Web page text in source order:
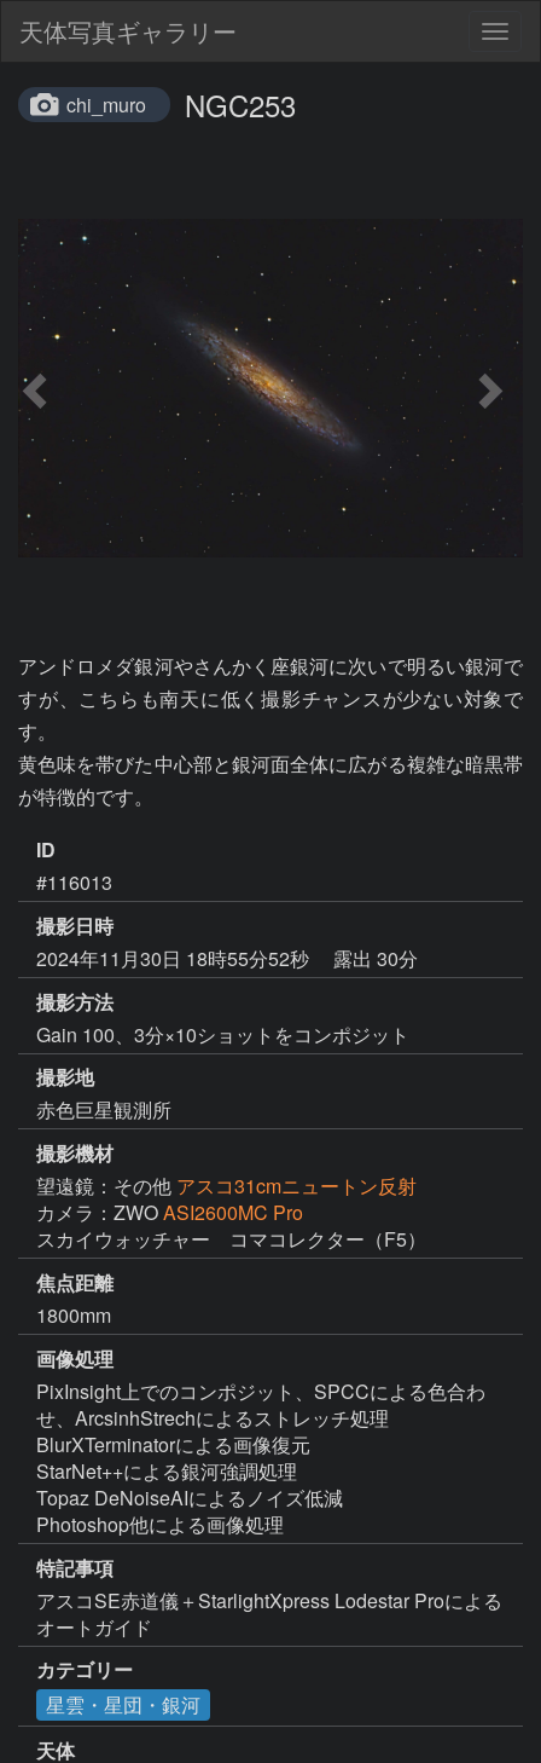
天体写真ギャラリー
chi_muro NGC253
アンドロメダ銀河やさんかく座銀河に次いで明るい銀河で
すが、こちらも南天に低く撮影チャンスが少ない対象で
す。
黄色味を帯びた中心部と銀河面全体に広がる複雑な暗黒帯
が特徴的です。
ID
#116013
撮影日時
2024年11月30日 18時55分52秒
露出 30分
撮影方法
Gain 100、3分×10ショットをコンポジット
撮影地
赤色巨星観測所
撮影機材
望遠鏡：その他 アスコ31cmニュートン反射
カメラ：ZWOASI2600MC Pro
スカイウォッチャー　コマコレクター（F5）
焦点距離
1800mm
画像処理
PixInsight上でのコンポジット、SPCCによる色合わ
せ、ArcsinhStrechによるストレッチ処理
BlurXTerminatorによる画像復元
StarNet++による銀河強調処理
Topaz DeNoiseAIによるノイズ低減
Photoshop他による画像処理
特記事項
アスコSE赤道儀＋StarlightXpress Lodestar Proによる
オートガイド
カテゴリー
星雲・星団・銀河
天体